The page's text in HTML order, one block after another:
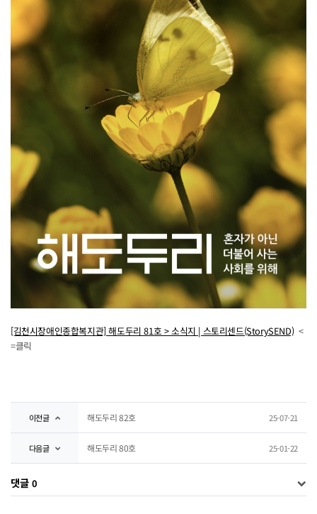
[김천시장애인종합복지관] 해도두리 81호 > 소식지 | 스토리센드(StorySEND)<
=클릭
이전글 해도두리 82호 25-07-21
다음글 해도두리 80호 25-01-22
댓글 0